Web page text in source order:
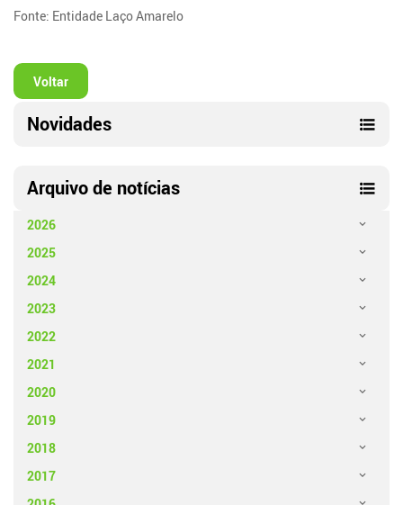
Fonte: Entidade Laço Amarelo
Voltar
Novidades
Arquivo de notícias
2026
2025
2024
2023
2022
2021
2020
2019
2018
2017